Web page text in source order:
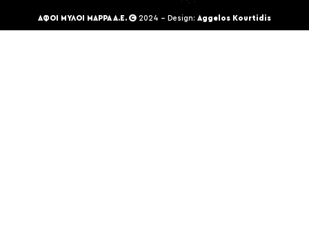
ΑΦΟΙ ΜΥΛΟΙ ΜΑΡΡΑ Α.Ε. 2024 - Design: Aggelos Kourtidis